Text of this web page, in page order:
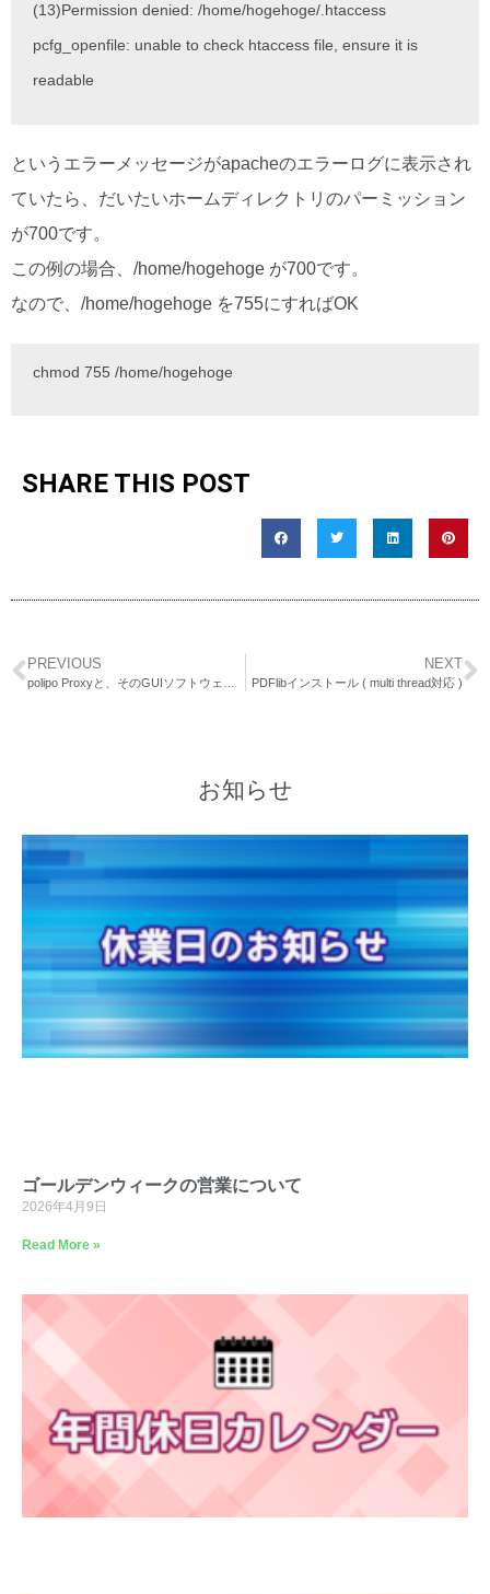
(13)Permission denied: /home/hogehoge/.htaccess
pcfg_openfile: unable to check htaccess file, ensure it is
readable
というエラーメッセージがapacheのエラーログに表示され
ていたら、だいたいホームディレクトリのパーミッション
が700です。
この例の場合、/home/hogehoge が700です。
なので、/home/hogehoge を755にすればOK
chmod 755 /home/hogehoge
SHARE THIS POST
PREVIOUS NEXT
PDFlibインストール ( multi thread対応 )
お知らせ
ゴールデンウィークの営業について
2026年4月9日
Read More »